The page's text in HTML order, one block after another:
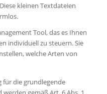
kleinen Textdateien
Tool, das es Ihnen
individuell zu steuern. Sie
welche Arten von
für die grundlegende